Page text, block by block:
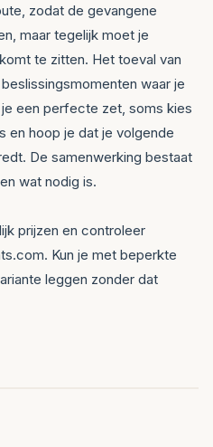
zodat de gevangene
maar tegelijk moet je
te zitten. Het toeval van
waar je
een perfecte zet, soms kies
en hoop je dat je volgende
De samenwerking bestaat
wat nodig is.
prijzen en controleer
Kun je met beperkte
leggen zonder dat